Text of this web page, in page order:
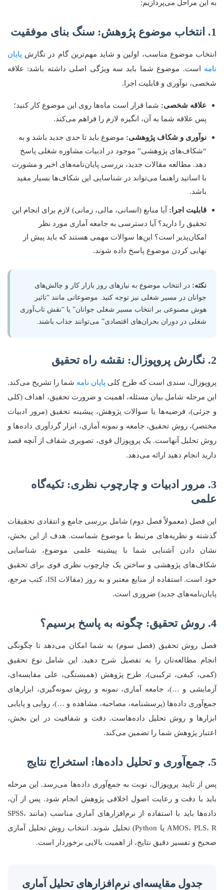
به این مراحل می‌پردازیم:
1. انتخاب موضوع پژوهش: سنگ بنای موفقیت
انتخاب موضوع مناسب، اولین و شاید مهم‌ترین گام در نگارش پایان
نامه است. موضوع شما باید سه ویژگی اصلی داشته باشد: علاقه
شخصی، نوآوری و قابلیت اجرا.
علاقه شخصی: شما قرار است ماه‌ها روی این موضوع کار کنید؛
پس علاقه شما به آن، انگیزه لازم را فراهم می‌کند.
نوآوری و شکاف پژوهشی: موضوع باید تا حدی جدید باشد و به
“شکاف‌های پژوهشی” موجود در ادبیات مشاوره شغلی پاسخ
دهد. مطالعه مقالات جدید، بررسی پایان‌نامه‌های اخیر و مشورت
با اساتید راهنما می‌تواند در شناسایی این شکاف‌ها بسیار مفید
باشد.
قابلیت اجرا: آیا منابع (انسانی، مالی، زمانی) لازم برای انجام این
تحقیق را دارید؟ آیا دسترسی به جامعه آماری مورد نظر
امکان‌پذیر است؟ این‌ها سوالات مهمی هستند که باید پیش از
نهایی کردن موضوع پاسخ داده شوند.
نکته: در انتخاب موضوع به نیازهای روز بازار کار و چالش‌های
جوانان در مسیر شغلی نیز توجه کنید. موضوعاتی مانند “تاثیر
هوش مصنوعی بر انتخاب مسیر شغلی جوانان” یا “نقش تاب‌آوری
شغلی در دوران بحران‌های اقتصادی” می‌توانند جذاب باشند.
2. نگارش پروپوزال: نقشه راه تحقیق
پروپوزال، سندی است که طرح کلی پایان نامه شما را تشریح می‌کند.
این مرحله شامل بیان مسئله، اهمیت و ضرورت تحقیق، اهداف (کلی
و جزئی)، فرضیه‌ها یا سوالات پژوهش، پیشینه تحقیق (مرور ادبیات
مختصر)، روش تحقیق، جامعه و نمونه آماری، ابزار گردآوری داده‌ها و
روش تحلیل آنهاست. یک پروپوزال قوی، تصویری شفاف از آنچه قصد
دارید انجام دهید ارائه می‌دهد.
3. مرور ادبیات و چارچوب نظری: تکیه‌گاه
علمی
این فصل (معمولاً فصل دوم) شامل بررسی جامع و انتقادی تحقیقات
گذشته و نظریه‌های مرتبط با موضوع شماست. هدف از این بخش،
نشان دادن آشنایی شما با پیشینه علمی موضوع، شناسایی
شکاف‌های پژوهشی و ساختن یک چارچوب نظری قوی برای تحقیق
خود است. استفاده از منابع معتبر و به روز (مقالات ISI، کتب مرجع،
پایان‌نامه‌های جدید) ضروری است.
4. روش تحقیق: چگونه به پاسخ برسیم؟
فصل روش تحقیق (فصل سوم) به شما امکان می‌دهد تا چگونگی
انجام مطالعه‌تان را به تفصیل شرح دهید. این شامل نوع تحقیق
(کمی، کیفی، ترکیبی)، طرح پژوهش (همبستگی، علی مقایسه‌ای،
آزمایشی و …)، جامعه آماری، نمونه و روش نمونه‌گیری، ابزارهای
جمع‌آوری داده‌ها (پرسشنامه، مصاحبه، مشاهده و …)، روایی و پایایی
ابزارها و روش تحلیل داده‌هاست. دقت و شفافیت در این بخش،
اعتبار پژوهش شما را تضمین می‌کند.
5. جمع‌آوری و تحلیل داده‌ها: استخراج نتایج
پس از تایید پروپوزال، نوبت به جمع‌آوری داده‌ها می‌رسد. این مرحله
باید با دقت و رعایت اصول اخلاقی پژوهش انجام شود. پس از آن،
داده‌ها باید با استفاده از نرم‌افزارهای آماری مناسب (مانند SPSS،
AMOS، PLS، R یا Python) تحلیل شوند. انتخاب روش تحلیل آماری
صحیح و تفسیر دقیق نتایج، از اهمیت بالایی برخوردار است.
جدول مقایسه‌ای نرم‌افزارهای تحلیل آماری